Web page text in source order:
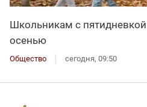
Школьникам с
осенью
Общество сегодня, 09:50